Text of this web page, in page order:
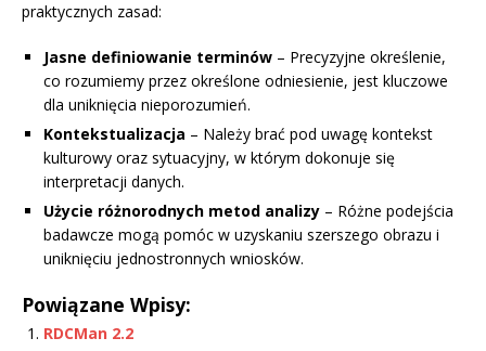
praktycznych zasad:
Jasne definiowanie terminów – Precyzyjne określenie,
co rozumiemy przez określone odniesienie, jest kluczowe
dla uniknięcia nieporozumień.
Kontekstualizacja – Należy brać pod uwagę kontekst
kulturowy oraz sytuacyjny, w którym dokonuje się
interpretacji danych.
Użycie różnorodnych metod analizy – Różne podejścia
badawcze mogą pomóc w uzyskaniu szerszego obrazu i
uniknięciu jednostronnych wniosków.
Powiązane Wpisy:
RDCMan 2.2